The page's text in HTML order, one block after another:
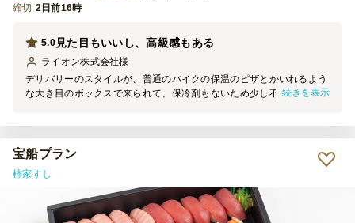
締切 2日前16時
見た目もいいし、高級感もある
5.0
ライオン株式会社様
デリバリーのスタイルが、普通のバイクの保温のピザとかいれるよう
な大き目のボックスで来られて、保冷剤もないため少し不安だった。
になった。 味はよかった。
続きを表示
宝船プラン
柿家すし